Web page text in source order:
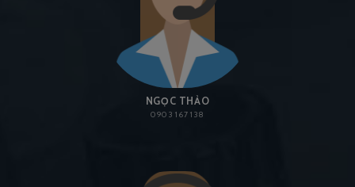
NGỌC THẢO
0903 167 138